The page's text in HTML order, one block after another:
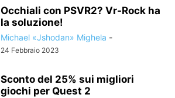
Occhiali con PSVR2? Vr-Rock ha
la soluzione!
Michael «Jshodan» Mighela -
24 Febbraio 2023
Sconto del 25% sui migliori
giochi per Quest 2